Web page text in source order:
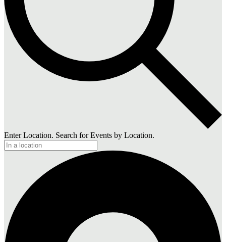
Enter Location. Search for Events by Location.